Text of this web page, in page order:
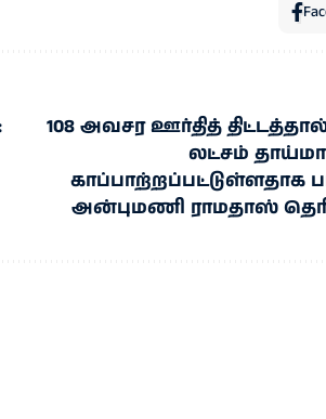
108 அவசர ஊர்தித்
லட்சம்
காப்பாற்றப்பட்டுள்ளதாக
அன்புமணி ராமதாஸ்